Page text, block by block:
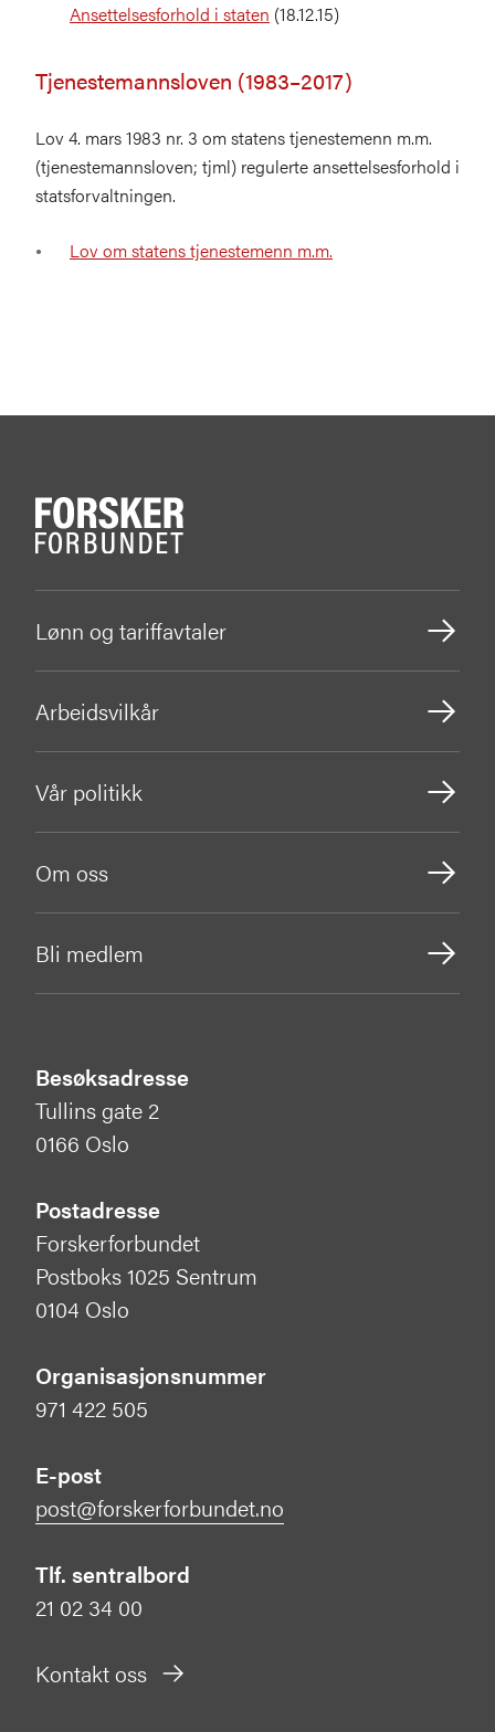
Ansettelsesforhold i staten (18.12.15)
Tjenestemannsloven (1983–2017)
Lov 4. mars 1983 nr. 3 om statens tjenestemenn m.m.
(tjenestemannsloven; tjml) regulerte ansettelsesforhold i
statsforvaltningen.
Lov om statens tjenestemenn m.m.
Lønn og tariffavtaler
Arbeidsvilkår
Vår politikk
Om oss
Bli medlem
Besøksadresse
Tullins gate 2
0166 Oslo
Postadresse
Forskerforbundet
Postboks 1025 Sentrum
0104 Oslo
Organisasjonsnummer
971 422 505
E-post
post@forskerforbundet.no
Tlf. sentralbord
21 02 34 00
Kontakt oss